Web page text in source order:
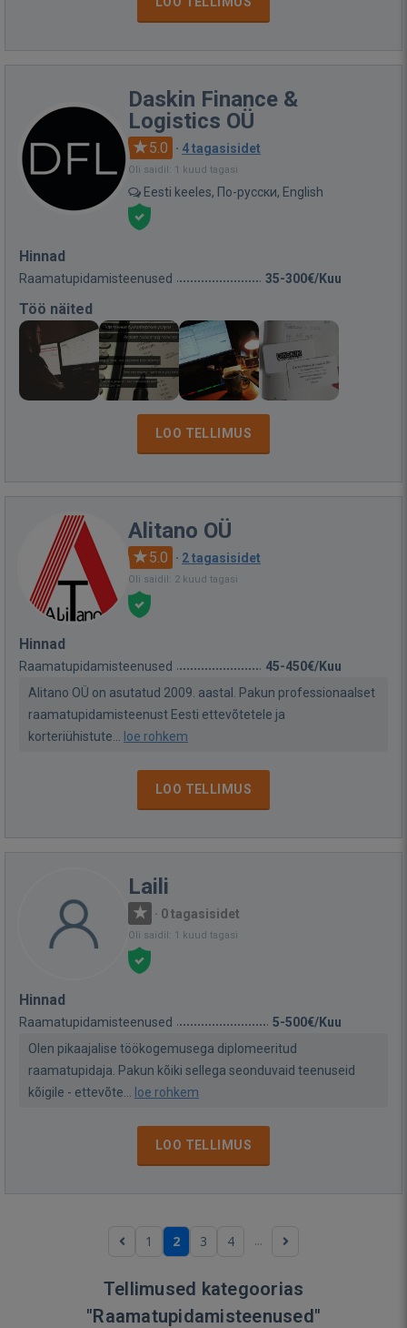
Daskin Finance &
Logistics OÜ
5.0 · 4 tagasisidet
Oli saidil: 1 kuud tagasi
Eesti keeles, По-русски, English
Hinnad
Raamatupidamisteenused 35-300€/Kuu
Töö näited
LOO TELLIMUS
Alitano OÜ
5.0 · 2 tagasisidet
Oli saidil: 2 kuud tagasi
Hinnad
Raamatupidamisteenused
45-450€/Kuu
Alitano OÜ on asutatud 2009. aastal. Pakun professionaalset
raamatupidamisteenust Eesti ettevõtetele ja
korteriühistute...
loe rohkem
LOO TELLIMUS
Laili
· 0 tagasisidet
Oli saidil: 1 kuud tagasi
Hinnad
Raamatupidamisteenused
5-500€/Kuu
Olen pikaajalise töökogemusega diplomeeritud
raamatupidaja. Pakun kõiki sellega seonduvaid teenuseid
kõigile - ettevõte...
loe rohkem
LOO TELLIMUS
1 2 3 4 ...
Tellimused kategoorias
"Raamatupidamisteenused"